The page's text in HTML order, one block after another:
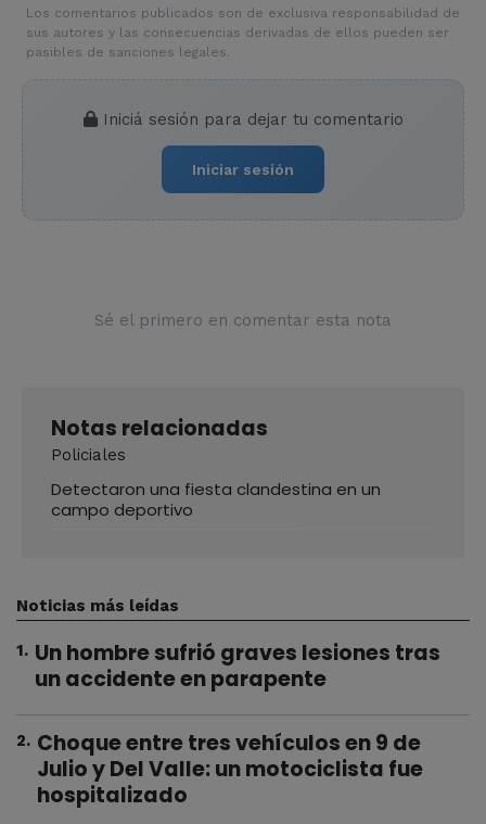
Los comentarios publicados son de exclusiva responsabilidad de
sus autores y las consecuencias derivadas de ellos pueden ser
pasibles de sanciones legales.
Iniciá sesión para dejar tu comentario
Iniciar sesión
Sé el primero en comentar esta nota
Notas relacionadas
Policiales
Detectaron una fiesta clandestina en un
campo deportivo
Noticias más leídas
1. Un hombre sufrió graves lesiones tras
un accidente en parapente
2. Choque entre tres vehículos en 9 de
Julio y Del Valle: un motociclista fue
hospitalizado